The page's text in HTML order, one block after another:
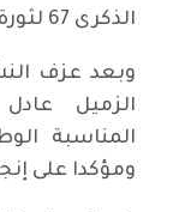
الذكرى 67 لثورة الرابع عشر من تموز الخالدة.
وبعد عزف
الزميل
المناسبة
ومؤكدا على